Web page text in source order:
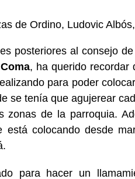
posteriores al consejo
, ha querido recordar
para poder
se tenía que agujerear
zonas de la parroquia.
está colocando desde
para hacer un